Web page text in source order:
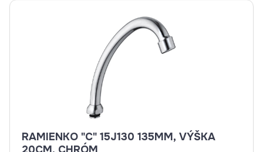
RAMIENKO "C" 15J130 135MM, VÝŠKA